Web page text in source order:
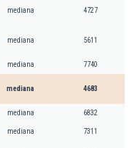
mediana 4727
mediana 5611
mediana 7740
mediana 4683
mediana 6832
mediana 7311